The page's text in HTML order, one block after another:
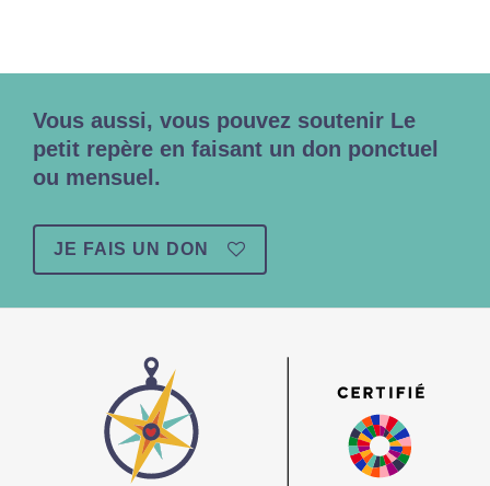
Vous aussi, vous pouvez soutenir Le
petit repère en faisant un don ponctuel
ou mensuel.
JE FAIS UN DON